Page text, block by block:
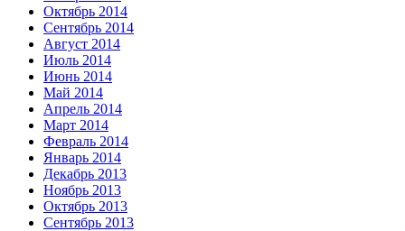
Октябрь 2014
Сентябрь 2014
Август 2014
Июль 2014
Июнь 2014
Май 2014
Апрель 2014
Март 2014
Февраль 2014
Январь 2014
Декабрь 2013
Ноябрь 2013
Октябрь 2013
Сентябрь 2013